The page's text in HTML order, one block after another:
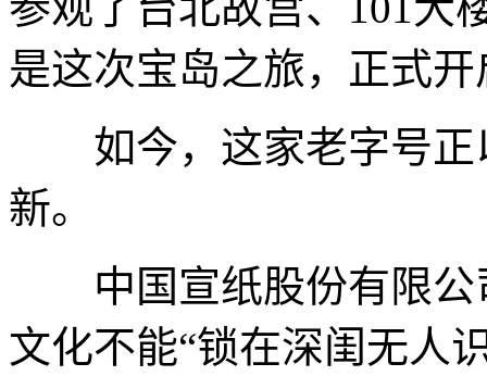
是这次宝岛之旅，正式
如今，这家老字号正
新。
中国宣纸股份有限公
文化不能“锁在深闺无人